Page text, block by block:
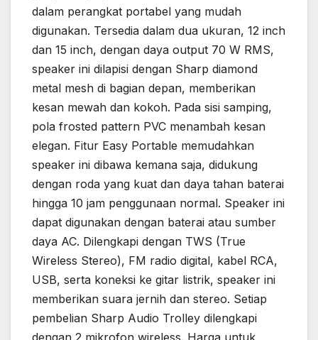
dalam perangkat portabel yang mudah
digunakan. Tersedia dalam dua ukuran, 12 inch
dan 15 inch, dengan daya output 70 W RMS,
speaker ini dilapisi dengan Sharp diamond
metal mesh di bagian depan, memberikan
kesan mewah dan kokoh. Pada sisi samping,
pola frosted pattern PVC menambah kesan
elegan. Fitur Easy Portable memudahkan
speaker ini dibawa kemana saja, didukung
dengan roda yang kuat dan daya tahan baterai
hingga 10 jam penggunaan normal. Speaker ini
dapat digunakan dengan baterai atau sumber
daya AC. Dilengkapi dengan TWS (True
Wireless Stereo), FM radio digital, kabel RCA,
USB, serta koneksi ke gitar listrik, speaker ini
memberikan suara jernih dan stereo. Setiap
pembelian Sharp Audio Trolley dilengkapi
dengan 2 mikrofon wireless. Harga untuk